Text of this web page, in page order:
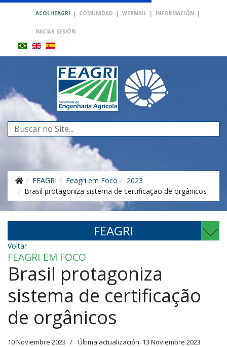
ACOLHEAGRI | COMUNIDAD | WEBMAIL | INFORMACIÓN |
INICIAR SESIÓN
Buscar...
FEAGRI Feagri em Foco
2023
Brasil protagoniza sistema de certificação de orgânicos
FEAGRI
Voltar
FEAGRI EM FOCO
Brasil protagoniza
sistema de certificação
de orgânicos
10 Noviembre 2023 Última actualización: 13 Noviembre 2023